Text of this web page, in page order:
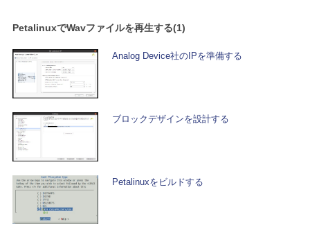
PetalinuxでWavファイルを再生する(1)
Analog Device社のIPを準備する
ブロックデザインを設計する
Petalinuxをビルドする